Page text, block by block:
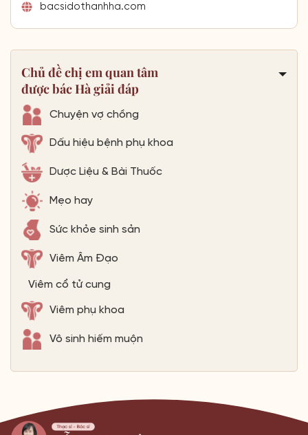
bacsidothanhha.com
Chủ đề chị em quan tâm
được bác Hà giải đáp
Chuyện vợ chồng
Dấu hiệu bệnh phụ khoa
Dược Liệu & Bài Thuốc
Mẹo hay
Sức khỏe sinh sản
Viêm Âm Đạo
Viêm cổ tử cung
Viêm phụ khoa
Vô sinh hiếm muộn